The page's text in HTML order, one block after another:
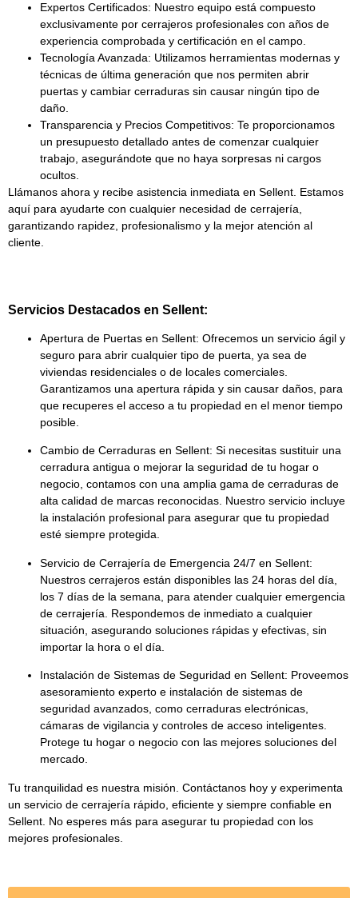
Expertos Certificados: Nuestro equipo está compuesto
exclusivamente por cerrajeros profesionales con años de
experiencia comprobada y certificación en el campo.
Tecnología Avanzada: Utilizamos herramientas modernas y
técnicas de última generación que nos permiten abrir
puertas y cambiar cerraduras sin causar ningún tipo de
daño.
Transparencia y Precios Competitivos: Te proporcionamos
un presupuesto detallado antes de comenzar cualquier
trabajo, asegurándote que no haya sorpresas ni cargos
ocultos.
Llámanos ahora y recibe asistencia inmediata en Sellent. Estamos
aquí para ayudarte con cualquier necesidad de cerrajería,
garantizando rapidez, profesionalismo y la mejor atención al
cliente.
Servicios Destacados en Sellent:
Apertura de Puertas en Sellent: Ofrecemos un servicio ágil y
seguro para abrir cualquier tipo de puerta, ya sea de
viviendas residenciales o de locales comerciales
Garantizamos una apertura rápida y sin causar daños, para
que recuperes el acceso a tu propiedad en el menor tiempo
posible.
Cambio de Cerraduras en Sellent: Si necesitas sustituir una
cerradura antigua o mejorar la seguridad de tu hogar o
negocio, contamos con una amplia gama de cerraduras de
alta calidad de marcas reconocidas. Nuestro servicio incluye
la instalación profesional para asegurar que tu propiedad
esté siempre protegida.
Servicio de Cerrajería de Emergencia 24/7 en Sellent:
Nuestros cerrajeros están disponibles las 24 horas del día,
los 7 días de la semana , para atender cualquier emergencia
de cerrajería. Respondemos de inmediato a cualquier
situación, asegurando soluciones rápidas y efectivas, sin
importar la hora o el día.
Instalación de Sistemas de Seguridad en Sellent: Proveemos
asesoramiento experto e instalación de sistemas de
seguridad avanzados, como cerraduras electrónicas,
cámaras de vigilancia y controles de acceso inteligentes.
Protege tu hogar o negocio con las mejores soluciones del
mercado.
Tu tranquilidad es nuestra misión. Contáctanos hoy y experimenta
un servicio de cerrajería rápido, eficiente y siempre confiable en
Sellent. No esperes más para asegurar tu propiedad con los
mejores profesionales.